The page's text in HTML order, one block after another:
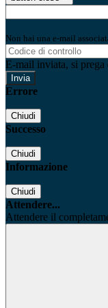
Non hai una e-mail
E-mail inviata, si
Errore
Chiudi
Successo
Chiudi
Informazione
Chiudi
Attendere...
Attendere il